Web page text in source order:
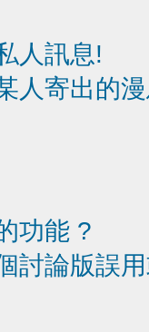
人訊息!
人寄出的
功能 ?
討論版誤